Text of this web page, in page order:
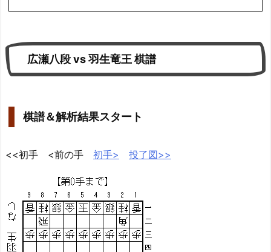
広瀬八段 vs 羽生竜王 棋譜
棋譜＆解析結果スタート
<<初手 <前の手 初手> 投了図>>